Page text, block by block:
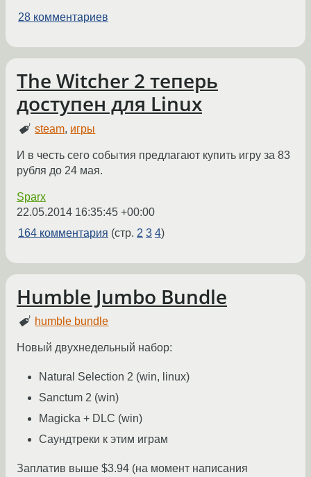
28 комментариев
The Witcher 2 теперь
доступен для Linux
steam, игры
И в честь сего события предлагают купить игру за 83
рубля до 24 мая.
Sparx
22.05.2014 16:35:45 +00:00
164 комментария (стр. 2 3 4)
Humble Jumbo Bundle
humble bundle
Новый двухнедельный набор:
Natural Selection 2 (win, linux)
Sanctum 2 (win)
Magicka + DLC (win)
Саундтреки к этим играм
Заплатив выше $3.94 (на момент написания